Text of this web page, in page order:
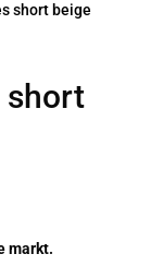
short beige
short
markt.